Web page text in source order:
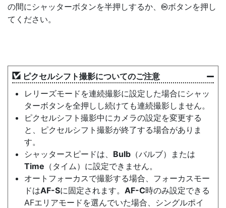
の間にシャッターボタンを半押しするか、
Jボタンを押し
てください。
ピクセルシフト撮影についてのご注意
レリーズモードを連続撮影に設定した場合にシャッ
ターボタンを全押しし続けても連続撮影しません。
ピクセルシフト撮影中にカメラの設定を変更する
と、ピクセルシフト撮影が終了する場合がありま
す。
シャッタースピードは、 Bulb （バルブ）または
Time （タイム）に設定できません。
オートフォーカスで撮影する場合、フォーカスモー
ドはAF-Sに固定されます。 AF-C時のみ設定できる
AFエリアモードを選んでいた場合、シングルポイ